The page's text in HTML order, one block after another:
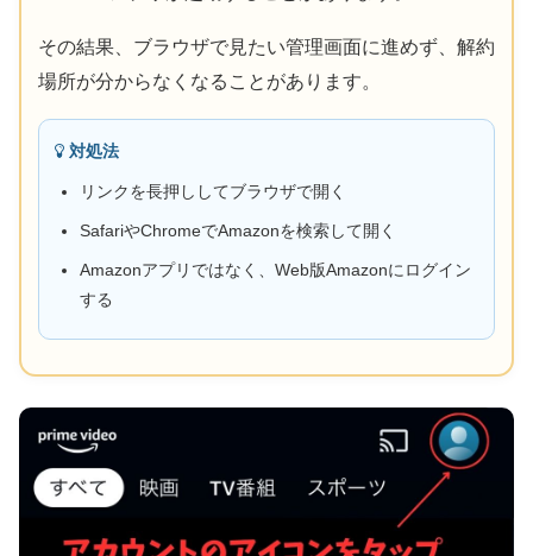
その結果、ブラウザで見たい管理画面に進めず、解約
場所が分からなくなることがあります。
対処法
リンクを長押ししてブラウザで開く
SafariやChromeでAmazonを検索して開く
Amazonアプリではなく、Web版Amazonにログイン
する